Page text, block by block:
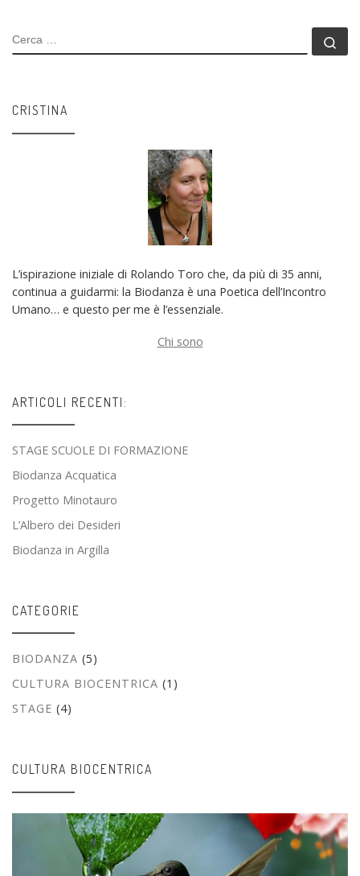
CERCA
CRISTINA
L’ispirazione iniziale di Rolando Toro che, da più di 35 anni,
continua a guidarmi: la Biodanza è una Poetica dell’Incontro
Umano… e questo per me è l’essenziale.
Chi sono
ARTICOLI RECENTI:
STAGE SCUOLE DI FORMAZIONE
Biodanza Acquatica
Progetto Minotauro
L’Albero dei Desideri
Biodanza in Argilla
CATEGORIE
BIODANZA (5)
CULTURA BIOCENTRICA (1)
STAGE (4)
CULTURA BIOCENTRICA